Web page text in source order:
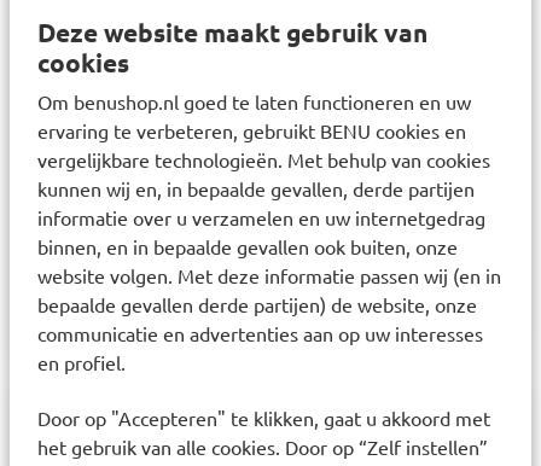
Deze website maakt gebruik van
cookies
Om benushop.nl goed te laten functioneren en uw
ervaring te verbeteren, gebruikt BENU cookies en
vergelijkbare technologieën. Met behulp van cookies
kunnen wij en, in bepaalde gevallen, derde partijen
informatie over u verzamelen en uw internetgedrag
binnen, en in bepaalde gevallen ook buiten, onze
website volgen. Met deze informatie passen wij (en in
bepaalde gevallen derde partijen) de website, onze
communicatie en advertenties aan op uw interesses
en profiel.
Door op "Accepteren" te klikken, gaat u akkoord met
het gebruik van alle cookies. Door op “Zelf instellen”
HeltiQ
Brandwondengel
118ml
Prijs: € 12,99
€ 12,99
HeltiQ Hydrocolloïd
Pleisters 5 stuks
Prijs: € 14,99
€ 14,99